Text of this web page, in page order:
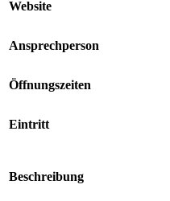
Website
Ansprechperson
Öffnungszeiten
Eintritt
Beschreibung